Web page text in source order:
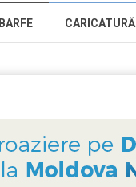
BARFE CARICATURĂ